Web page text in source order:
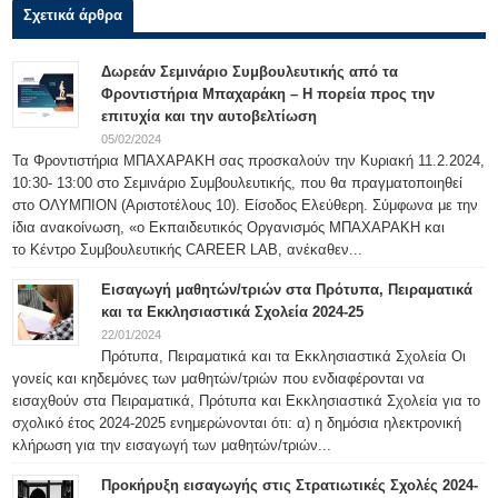
Σχετικά άρθρα
Δωρεάν Σεμινάριο Συμβουλευτικής από τα
Φροντιστήρια Μπαχαράκη – Η πορεία προς την
επιτυχία και την αυτοβελτίωση
05/02/2024
Τα Φροντιστήρια ΜΠΑΧΑΡΑΚΗ σας προσκαλούν την Κυριακή 11.2.2024,
10:30- 13:00 στο Σεμινάριο Συμβουλευτικής, που θα πραγματοποιηθεί
στο ΟΛΥΜΠΙΟΝ (Αριστοτέλους 10). Είσοδος Ελεύθερη. Σύμφωνα με την
ίδια ανακοίνωση, «ο Εκπαιδευτικός Οργανισμός ΜΠΑΧΑΡΑΚΗ και
το Κέντρο Συμβουλευτικής CAREER LAB, ανέκαθεν...
Εισαγωγή μαθητών/τριών στα Πρότυπα, Πειραματικά
και τα Εκκλησιαστικά Σχολεία 2024-25
22/01/2024
Πρότυπα, Πειραματικά και τα Εκκλησιαστικά Σχολεία Οι
γονείς και κηδεμόνες των μαθητών/τριών που ενδιαφέρονται να
εισαχθούν στα Πειραματικά, Πρότυπα και Εκκλησιαστικά Σχολεία για το
σχολικό έτος 2024-2025 ενημερώνονται ότι: α) η δημόσια ηλεκτρονική
κλήρωση για την εισαγωγή των μαθητών/τριών...
Προκήρυξη εισαγωγής στις Στρατιωτικές Σχολές 2024-